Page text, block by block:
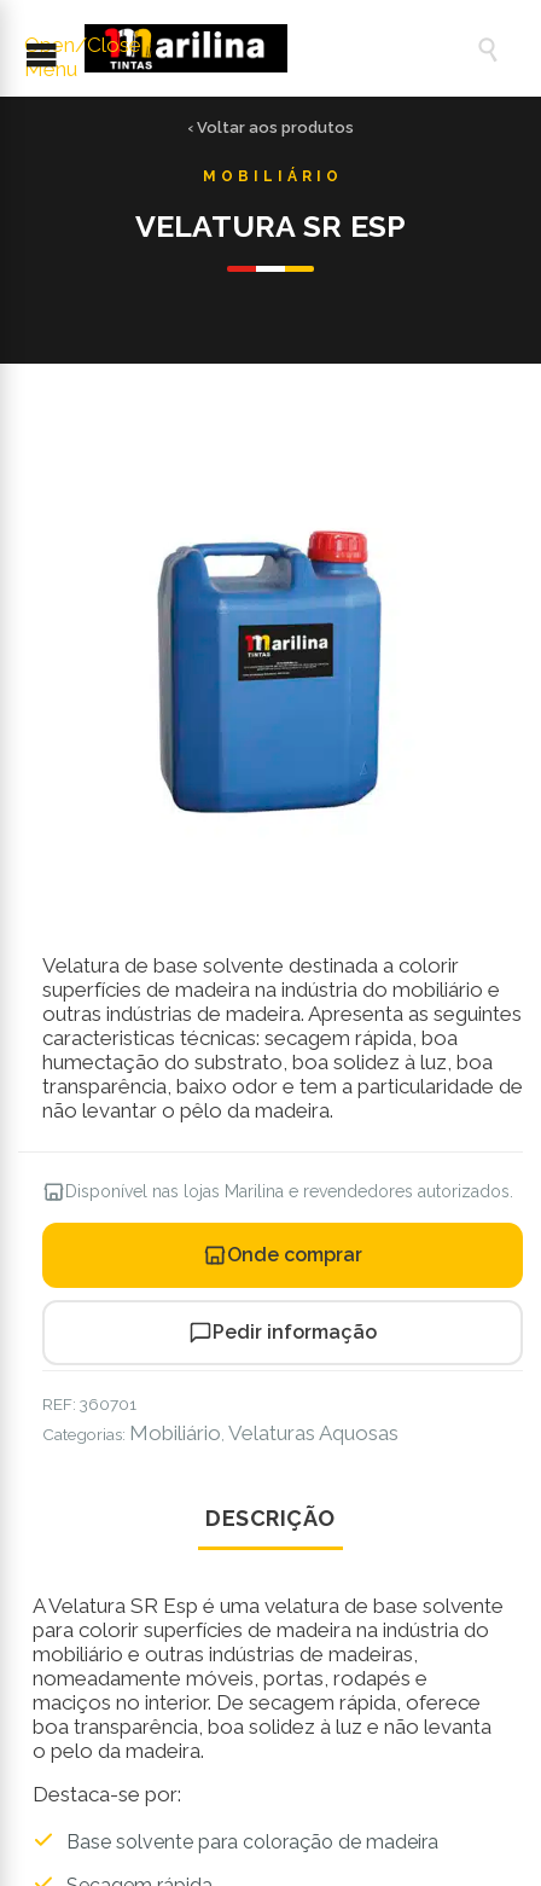
Open/Close
Menu

‹ Voltar aos produtos
VELATURA SR ESP
Velatura de base solvente destinada a colorir
superfícies de madeira na indústria do mobiliário e
outras indústrias de madeira. Apresenta as seguintes
caracteristicas técnicas: secagem rápida, boa
humectação do substrato, boa solidez à luz, boa
transparência, baixo odor e tem a particularidade de
não levantar o pêlo da madeira.
Disponível nas lojas Marilina e revendedores autorizados.
Onde comprar
Pedir informação
REF: 360701
Categorias: Mobiliário Velaturas Aquosas
DESCRIÇÃO
A Velatura SR Esp é uma velatura de base solvente
para colorir superfícies de madeira na indústria do
mobiliário e outras indústrias de madeiras,
nomeadamente móveis, portas, rodapés e
maciços no interior. De secagem rápida, oferece
boa transparência, boa solidez à luz e não levanta
o pelo da madeira.
Destaca-se por:
Base solvente para coloração de madeira